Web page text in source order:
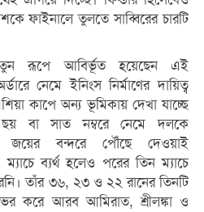
ফাইনালে তুলতে সাব্বিরের চারটি
রূপে আবির্ভূত হয়েছেন এই
নেমে ইনিংস নির্মাণের দায়িত্ব
কাপে অন্য ভূমিকায় দেখা যাচ্ছে
ছয় বা সাত নম্বরে নেমে দলকে
জয়ের বন্দরে পৌঁছে দেওয়াই
ম্যাচে ব্যর্থ হলেও পরের তিন ম্যাচে
তাঁর ৩৬, ২৩ ও ২২ রানের তিনটি
করে আরব আমিরাত, শ্রীলঙ্কা ও